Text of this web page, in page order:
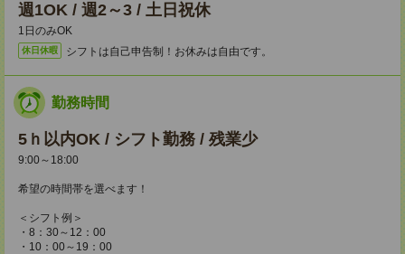
週1OK / 週2～3 / 土日祝休
1日のみOK
休日休暇 シフトは自己申告制！お休みは自由です。
勤務時間
5ｈ以内OK / シフト勤務 / 残業少
9:00～18:00
希望の時間帯を選べます！
＜シフト例＞
・8：30～12：00
・10：00～19：00